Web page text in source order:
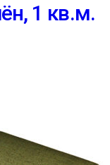
1 кв.м.